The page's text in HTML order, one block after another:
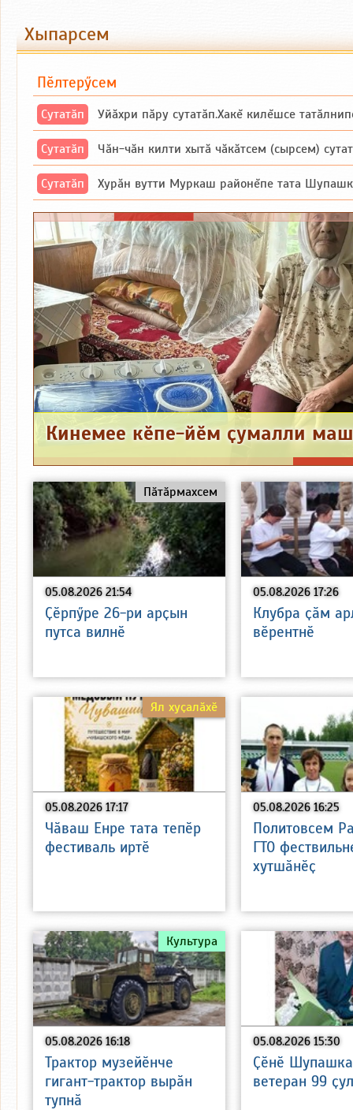
Хыпарсем
Пӗлтерӳсем
Сутатӑп Уйăхри пăру сутатăп.Хакĕ килĕшсе
Сутатӑп Чăн-чăн килти хытă чăкăтсем (сырсем) сутатпăр. Вĕсене мăн пыршă
Сутатӑп Хурăн вутти Муркаш районĕпе тата Шупашкар районĕнчи Ишлей
05.08.2026 21:54
Пӑтӑрмахсем
Ҫӗрпӳре 26-ри арҫын
путса вилнӗ
05.08.2026 17:26
Клубра ҫӑм
вӗрентнӗ
05.08.2026 17:17
Ял хуҫалӑхӗ
Чӑваш Енре тата тепӗр
фестиваль иртӗ
05.08.2026 16:25
Политовсем
ГТО
хутшӑнӗҫ
05.08.2026 16:18
Культура
Трактор музейӗнче
гигант-трактор вырӑн
тупнӑ
05.08.2026 15:30
Ҫӗнӗ
ветеран 99